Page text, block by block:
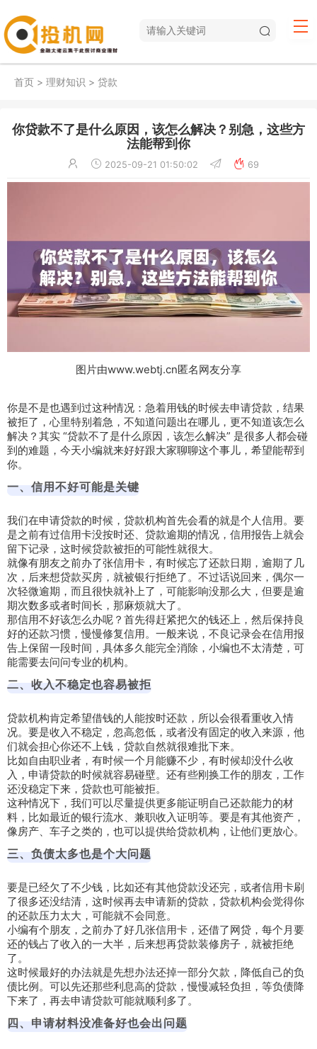
首页 > 理财知识 > 贷款
你贷款不了是什么原因，该怎么解决？别急，这些方
法能帮到你
2025-09-21 01:50:02 69
图片由www.webtj.cn匿名网友分享
你是不是也遇到过这种情况：急着用钱的时候去申请贷款，结果
被拒了，心里特别着急，不知道问题出在哪儿，更不知道该怎么
解决？其实 “贷款不了是什么原因，该怎么解决” 是很多人都会碰
到的难题，今天小编就来好好跟大家聊聊这个事儿，希望能帮到
你。
一、信用不好可能是关键
我们在申请贷款的时候，贷款机构首先会看的就是个人信用。要
是之前有过信用卡没按时还、贷款逾期的情况，信用报告上就会
留下记录，这时候贷款被拒的可能性就很大。
就像有朋友之前办了张信用卡，有时候忘了还款日期，逾期了几
次，后来想贷款买房，就被银行拒绝了。不过话说回来，偶尔一
次轻微逾期，而且很快就补上了，可能影响没那么大，但要是逾
期次数多或者时间长，那麻烦就大了。
那信用不好该怎么办呢？首先得赶紧把欠的钱还上，然后保持良
好的还款习惯，慢慢修复信用。一般来说，不良记录会在信用报
告上保留一段时间，具体多久能完全消除，小编也不太清楚，可
能需要去问问专业的机构。
二、收入不稳定也容易被拒
贷款机构肯定希望借钱的人能按时还款，所以会很看重收入情
况。要是收入不稳定，忽高忽低，或者没有固定的收入来源，他
们就会担心你还不上钱，贷款自然就很难批下来。
比如自由职业者，有时候一个月能赚不少，有时候却没什么收
入，申请贷款的时候就容易碰壁。还有些刚换工作的朋友，工作
还没稳定下来，贷款也可能被拒。
这种情况下，我们可以尽量提供更多能证明自己还款能力的材
料，比如最近的银行流水、兼职收入证明等。要是有其他资产，
像房产、车子之类的，也可以提供给贷款机构，让他们更放心。
三、负债太多也是个大问题
要是已经欠了不少钱，比如还有其他贷款没还完，或者信用卡刷
了很多还没结清，这时候再去申请新的贷款，贷款机构会觉得你
的还款压力太大，可能就不会同意。
小编有个朋友，之前办了好几张信用卡，还借了网贷，每个月要
还的钱占了收入的一大半，后来想再贷款装修房子，就被拒绝
了。
这时候最好的办法就是先想办法还掉一部分欠款，降低自己的负
债比例。可以先还那些利息高的贷款，慢慢减轻负担，等负债降
下来了，再去申请贷款可能就顺利多了。
四、申请材料没准备好也会出问题